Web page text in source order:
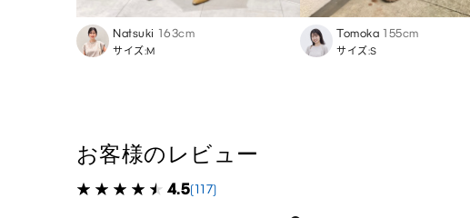
Natsuki 163cm
サイズ:M
Tomoka 155cm
サイズ:S
お客様のレビュー
4.5(117)